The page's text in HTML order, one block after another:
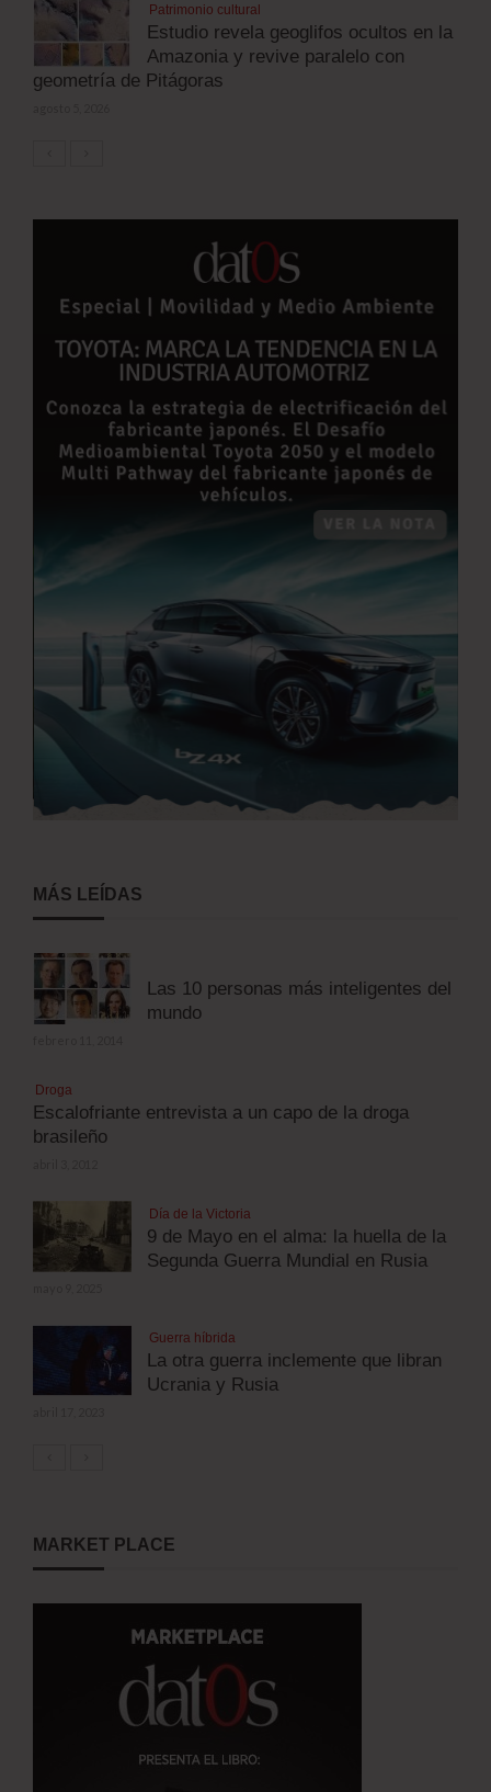
Patrimonio cultural
Estudio revela geoglifos ocultos en la
Amazonia y revive paralelo con
geometría de Pitágoras
MÁS LEÍDAS
Las 10 personas más inteligentes del
mundo
Droga
Escalofriante entrevista a un capo de la droga
brasileño
Día de la Victoria
9 de Mayo en el alma: la huella de la
Segunda Guerra Mundial en Rusia
Guerra híbrida
La otra guerra inclemente que libran
Ucrania y Rusia
MARKET PLACE